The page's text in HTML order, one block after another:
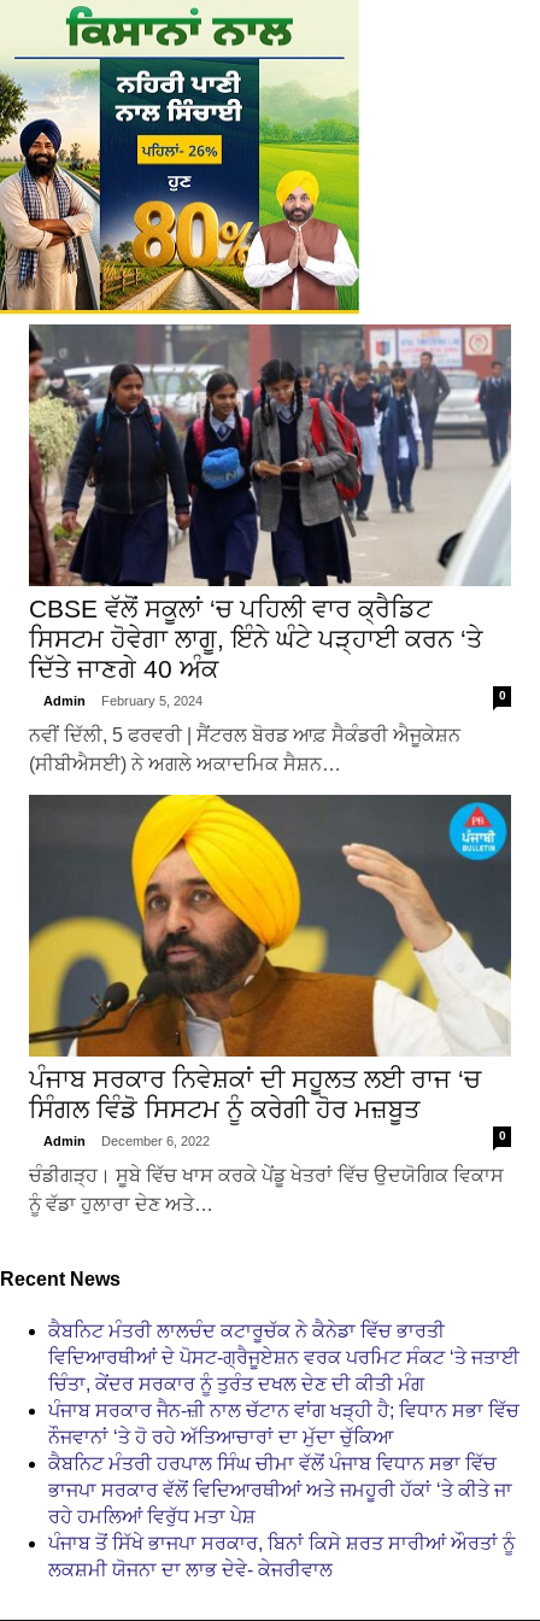
CBSE ਵੱਲੋਂ ਸਕੂਲਾਂ ‘ਚ ਪਹਿਲੀ ਵਾਰ ਕ੍ਰੈਡਿਟ
ਸਿਸਟਮ ਹੋਵੇਗਾ ਲਾਗੂ, ਇੰਨੇ ਘੰਟੇ ਪੜ੍ਹਾਈ ਕਰਨ ‘ਤੇ
ਦਿੱਤੇ ਜਾਣਗੇ 40 ਅੰਕ
Admin February 5, 2024 0
ਨਵੀਂ ਦਿੱਲੀ, 5 ਫਰਵਰੀ | ਸੈਂਟਰਲ ਬੋਰਡ ਆਫ਼ ਸੈਕੰਡਰੀ ਐਜੂਕੇਸ਼ਨ
(ਸੀਬੀਐਸਈ) ਨੇ ਅਗਲੇ ਅਕਾਦਮਿਕ ਸੈਸ਼ਨ…
ਪੰਜਾਬ ਸਰਕਾਰ ਨਿਵੇਸ਼ਕਾਂ ਦੀ ਸਹੂਲਤ ਲਈ ਰਾਜ ‘ਚ
ਸਿੰਗਲ ਵਿੰਡੋ ਸਿਸਟਮ ਨੂੰ ਕਰੇਗੀ ਹੋਰ ਮਜ਼ਬੂਤ
Admin December 6, 2022 0
ਚੰਡੀਗੜ੍ਹ। ਸੂਬੇ ਵਿੱਚ ਖਾਸ ਕਰਕੇ ਪੇਂਡੂ ਖੇਤਰਾਂ ਵਿੱਚ ਉਦਯੋਗਿਕ ਵਿਕਾਸ
ਨੂੰ ਵੱਡਾ ਹੁਲਾਰਾ ਦੇਣ ਅਤੇ…
Recent News
ਕੈਬਨਿਟ ਮੰਤਰੀ ਲਾਲਚੰਦ ਕਟਾਰੂਚੱਕ ਨੇ ਕੈਨੇਡਾ ਵਿੱਚ ਭਾਰਤੀ
ਵਿਦਿਆਰਥੀਆਂ ਦੇ ਪੋਸਟ-ਗ੍ਰੈਜੂਏਸ਼ਨ ਵਰਕ ਪਰਮਿਟ ਸੰਕਟ ‘ਤੇ ਜਤਾਈ
ਚਿੰਤਾ, ਕੇਂਦਰ ਸਰਕਾਰ ਨੂੰ ਤੁਰੰਤ ਦਖਲ ਦੇਣ ਦੀ ਕੀਤੀ ਮੰਗ
ਪੰਜਾਬ ਸਰਕਾਰ ਜੈਨ-ਜ਼ੀ ਨਾਲ ਚੱਟਾਨ ਵਾਂਗ ਖੜ੍ਹੀ ਹੈ; ਵਿਧਾਨ ਸਭਾ ਵਿੱਚ
ਨੌਜਵਾਨਾਂ ‘ਤੇ ਹੋ ਰਹੇ ਅੱਤਿਆਚਾਰਾਂ ਦਾ ਮੁੱਦਾ ਚੁੱਕਿਆ
ਕੈਬਨਿਟ ਮੰਤਰੀ ਹਰਪਾਲ ਸਿੰਘ ਚੀਮਾ ਵੱਲੋਂ ਪੰਜਾਬ ਵਿਧਾਨ ਸਭਾ ਵਿੱਚ
ਭਾਜਪਾ ਸਰਕਾਰ ਵੱਲੋਂ ਵਿਦਿਆਰਥੀਆਂ ਅਤੇ ਜਮਹੂਰੀ ਹੱਕਾਂ ‘ਤੇ ਕੀਤੇ ਜਾ
ਰਹੇ ਹਮਲਿਆਂ ਵਿਰੁੱਧ ਮਤਾ ਪੇਸ਼
ਪੰਜਾਬ ਤੋਂ ਸਿੱਖੇ ਭਾਜਪਾ ਸਰਕਾਰ, ਬਿਨਾਂ ਕਿਸੇ ਸ਼ਰਤ ਸਾਰੀਆਂ ਔਰਤਾਂ ਨੂੰ
ਲਕਸ਼ਮੀ ਯੋਜਨਾ ਦਾ ਲਾਭ ਦੇਵੇ- ਕੇਜਰੀਵਾਲ